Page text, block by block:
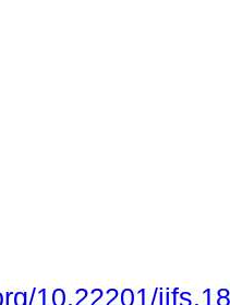
10.22201/